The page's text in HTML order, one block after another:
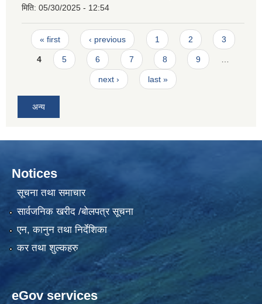
मिति: 05/30/2025 - 12:54
Pages
« first ‹ previous 1 2 3
4 5 6 7 8 9 …
next › last »
अन्य
Notices
सूचना तथा समाचार
सार्वजनिक खरीद /बोलपत्र सूचना
एन, कानुन तथा निर्देशिका
कर तथा शुल्कहरु
eGov services